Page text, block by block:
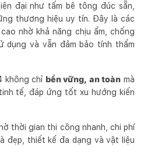
đại như tấm bê tông đúc sẵn,
thương hiệu uy tín. Đây là các
nhờ khả năng chịu ẩm, chống
dụng và vẫn đảm bảo tính thẩm
không chỉ bền vững, an toàn mà
tế, đáp ứng tốt xu hướng kiến
thời gian thi công nhanh, chi phí
đẹp, thiết kế đa dạng và vật liệu